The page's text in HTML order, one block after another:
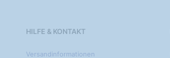
HILFE & KONTAKT
Versandinformationen